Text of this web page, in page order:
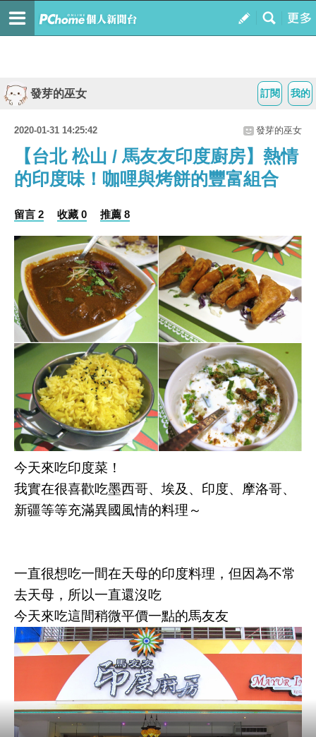
我的
訂閱
發芽的巫女
2020-01-31 14:25:42 發芽的巫女
【台北 松山 / 馬友友印度廚房】熱情
的印度味！咖哩與烤餅的豐富組合
留言 2 收藏 0 推薦 8
今天來吃印度菜！
我實在很喜歡吃墨西哥、埃及、印度、摩洛哥、
新疆等等充滿異國風情的料理～
一直很想吃一間在天母的印度料理，但因為不常
去天母，所以一直還沒吃
今天來吃這間稍微平價一點的馬友友